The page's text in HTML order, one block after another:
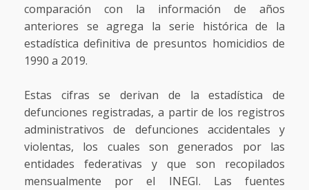
comparación con la información de años
anteriores se agrega la serie histórica de la
estadística definitiva de presuntos homicidios de
1990 a 2019.
Estas cifras se derivan de la estadística de
defunciones registradas, a partir de los registros
administrativos de defunciones accidentales y
violentas, los cuales son generados por las
entidades federativas y que son recopilados
mensualmente por el INEGI. Las fuentes